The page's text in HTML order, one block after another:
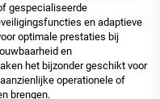
gespecialiseerde
en adaptieve
optimale prestaties bij
en
het bijzonder geschikt voor
operationele of
brengen.